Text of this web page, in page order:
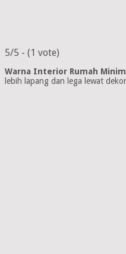
5/5 - (1 vote)
Warna Interior Rumah
lebih lapang dan lega lewat